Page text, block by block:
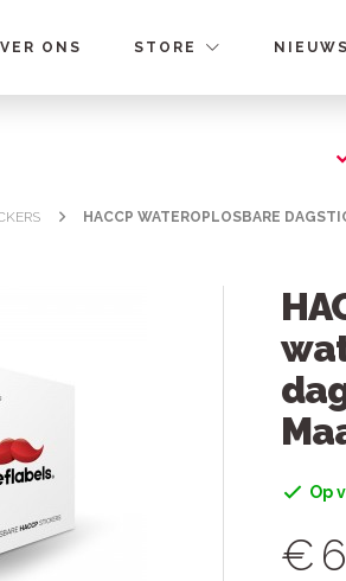
ONS STORE NIEUWS
HACCP WATEROPLOSBARE
Op
€